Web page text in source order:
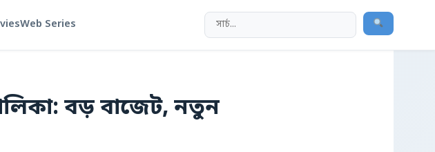
Web Series
বড় বাজেট, নতুন